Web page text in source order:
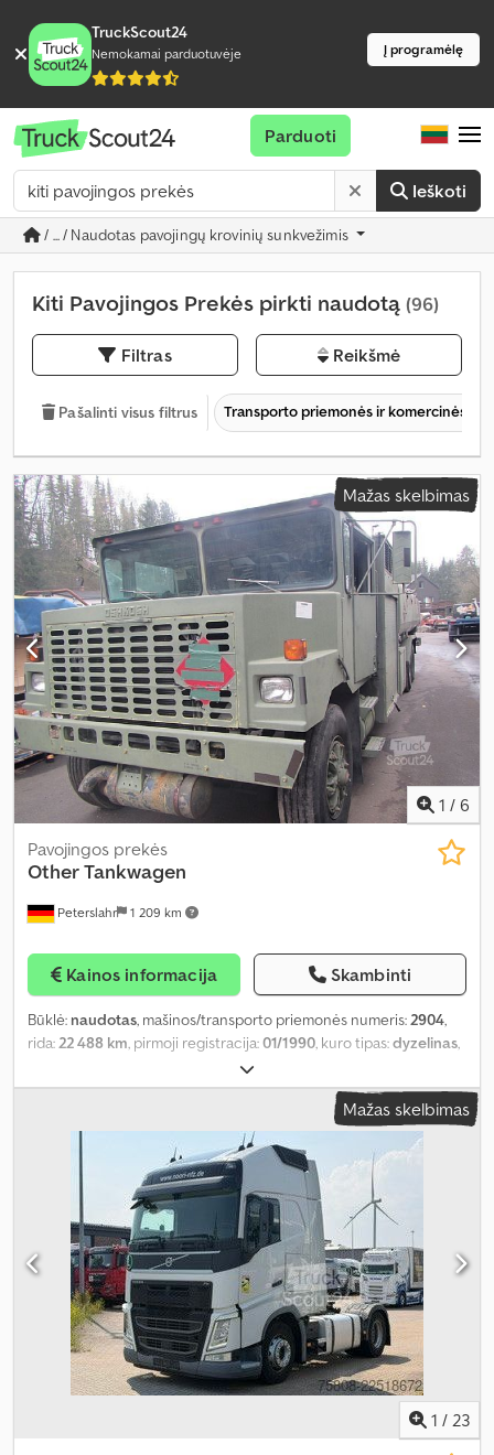
TruckScout24
Nemokamai parduotuvėje Į programėlę
Ieškoti
Parduoti
/ ... / Naudotas pavojingų krovinių sunkvežimis
Kiti Pavojingos Prekės pirkti naudotą (96)
Filtras Reikšmė
Pašalinti visus filtrus Transporto priemonės ir komercinės
Mažas skelbimas
1 / 6
Peterslahr 1 209 km
Pavojingos prekės
OtherTankwagen
Kainos informacija Skambinti
Būklė: naudotas, mašinos/transporto priemonės numeris:2904,
rida:22 488 km, pirmoji registracija:01/1990, kuro tipas:dyzelinas,
, bendras svoris:
vairuotojo kabina:kitas, pavaros tipas:kitas, pakaba:plienas,
Mažas skelbimas
1 / 23